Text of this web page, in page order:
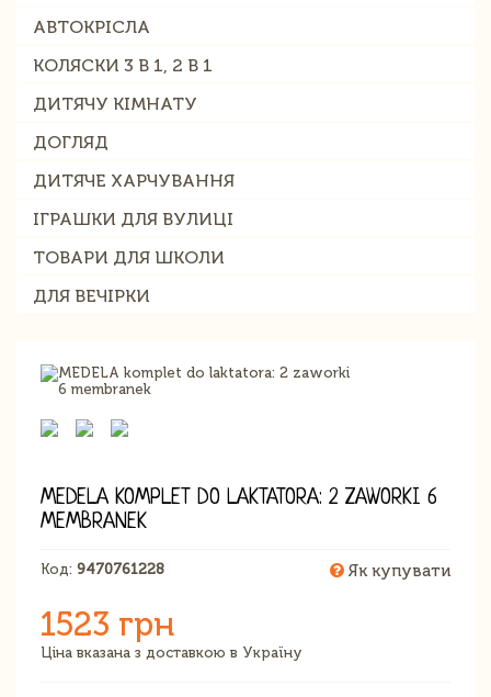
АВТОКРІСЛА
КОЛЯСКИ 3 В 1, 2 В 1
ДИТЯЧУ КІМНАТУ
ДОГЛЯД
ДИТЯЧЕ ХАРЧУВАННЯ
ІГРАШКИ ДЛЯ ВУЛИЦІ
ТОВАРИ ДЛЯ ШКОЛИ
ДЛЯ ВЕЧІРКИ
MEDELA KOMPLET DO LAKTATORA: 2 ZAWORKI 6
MEMBRANEK
Код: 9470761228 Як купувати
1523 грн
Ціна вказана з доставкою в Україну